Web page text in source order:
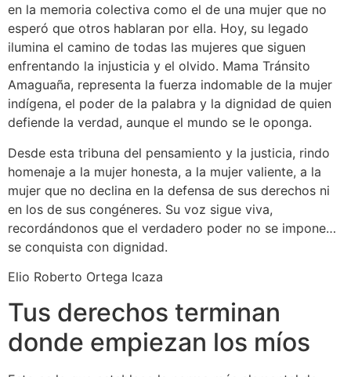
en la memoria colectiva como el de una mujer que no
esperó que otros hablaran por ella. Hoy, su legado
ilumina el camino de todas las mujeres que siguen
enfrentando la injusticia y el olvido. Mama Tránsito
Amaguaña, representa la fuerza indomable de la mujer
indígena, el poder de la palabra y la dignidad de quien
defiende la verdad, aunque el mundo se le oponga.
Desde esta tribuna del pensamiento y la justicia, rindo
homenaje a la mujer honesta, a la mujer valiente, a la
mujer que no declina en la defensa de sus derechos ni
en los de sus congéneres. Su voz sigue viva,
recordándonos que el verdadero poder no se impone…
se conquista con dignidad.
Elio Roberto Ortega Icaza
Tus derechos terminan
donde empiezan los míos